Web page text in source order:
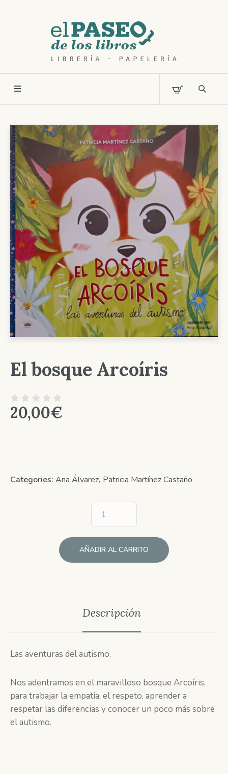
El bosque Arcoíris
20,00€
Categories: Ana Álvarez, Patricia Martínez Castaño
AÑADIR AL CARRITO
Descripción
Las aventuras del autismo.
Nos adentramos en el maravilloso bosque Arcoíris,
para trabajar la empatía, el respeto, aprender a
respetar las diferencias y conocer un poco más sobre
el autismo.